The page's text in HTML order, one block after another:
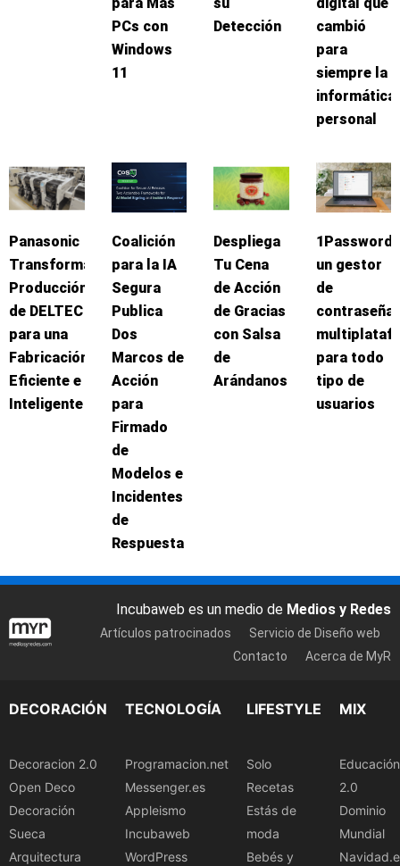
PCs con
Windows
11
Detección
cambió
para
siempre la
informática
personal
Panasonic
Transforma
Producción
de DELTEC
para una
Fabricación
Eficiente e
Inteligente
Coalición
para la IA
Segura
Publica
Dos
Marcos de
Acción
para
Firmado
de
Modelos e
Incidentes
de
Respuesta
Despliega
Tu Cena
de Acción
de Gracias
con Salsa
de
Arándanos
1Password:
un gestor
de
para todo
tipo de
usuarios
Incubaweb es un medio de Medios y Redes
Artículos patrocinados
Servicio de Diseño web
Contacto
Acerca de MyR
DECORACIÓN
Decoracion 2.0
Open Deco
Decoración
Sueca
Arquitectura
TECNOLOGÍA
Programacion.net
Messenger.es
Appleismo
Incubaweb
WordPress
LIFESTYLE
Solo
Recetas
Estás de
moda
Bebés y
MIX
Educación
2.0
Dominio
Mundial